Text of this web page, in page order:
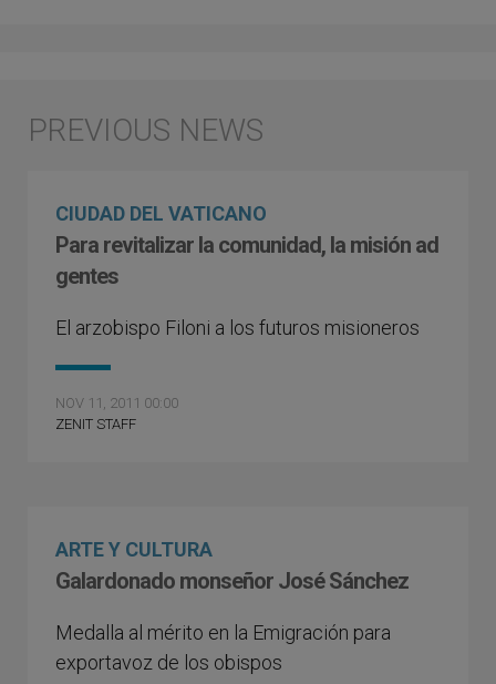
CIUDAD DEL VATICANO
Para revitalizar la comunidad, la misión ad
gentes
El arzobispo Filoni a los futuros misioneros
NOV 11, 2011 00:00
ZENIT STAFF
ARTE Y CULTURA
Galardonado monseñor José Sánchez
Medalla al mérito en la Emigración para
exportavoz de los obispos